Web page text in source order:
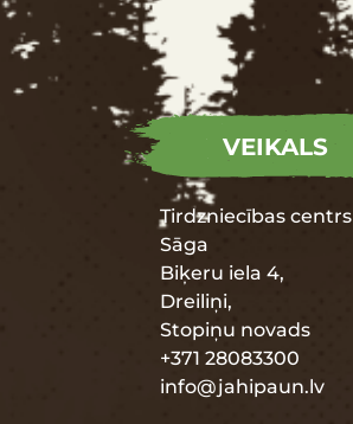
VEIKALS
Tirdzniecības centrs
Sāga
Biķeru iela 4,
Dreiliņi,
Stopiņu novads
+371 28083300
info@jahipaun.lv